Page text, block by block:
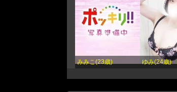
みみこ(23歳) ゆみ(24歳)